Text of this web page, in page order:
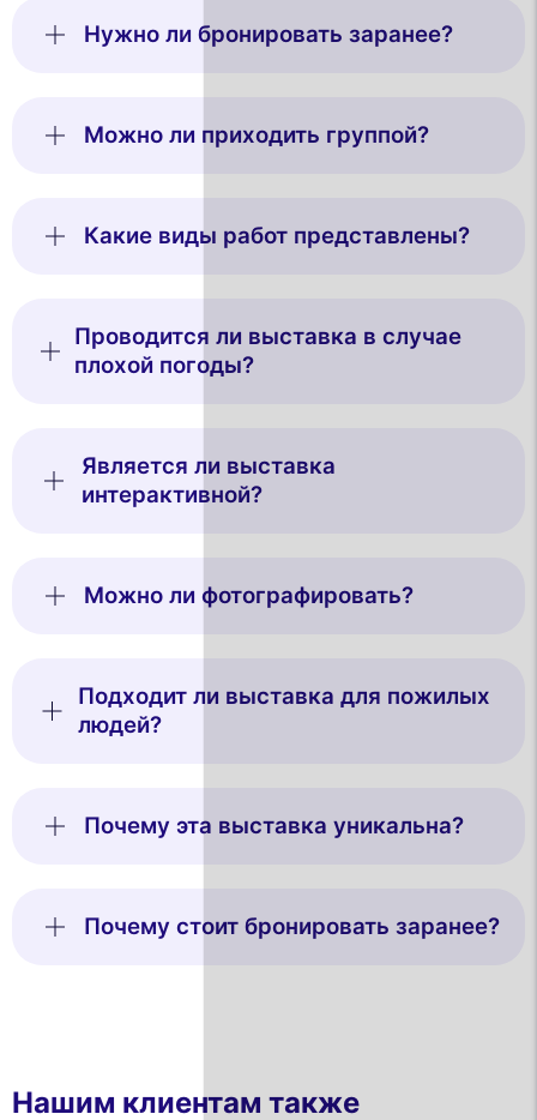
Нужно ли бронировать заранее?
Можно ли приходить группой?
Какие виды работ представлены?
Проводится ли выставка в случае
плохой погоды?
Является ли выставка
интерактивной?
Можно ли фотографировать?
Подходит ли выставка для пожилых
людей?
Почему эта выставка уникальна?
Почему стоит бронировать заранее?
Нашим клиентам также